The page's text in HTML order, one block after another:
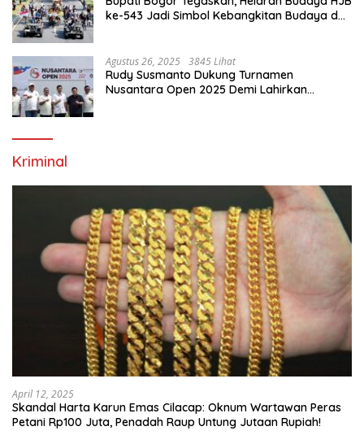
ke-543 Jadi Simbol Kebangkitan Budaya dan
Agustus 26, 2025 3845 Lihat
Rudy Susmanto Dukung Turnamen
Nusantara Open 2025 Demi Lahirkan
Kriminal
April 12, 2025
Skandal Harta Karun Emas Cilacap: Oknum Wartawan Peras
Petani Rp100 Juta, Penadah Raup Untung Jutaan Rupiah!